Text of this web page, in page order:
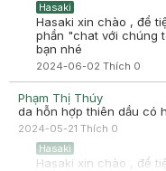
Hasaki
Hasaki xin chào , để
phần "chat với chúng
bạn nhé
2024-06-02 Thích 0
Phạm Thị Thúy
da hỗn hợp thiên dầu có
2024-05-21 Thích 0
Hasaki
Hasaki xin chào , để